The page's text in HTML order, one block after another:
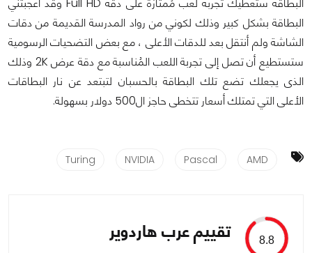
البطاقة ستعطيك تجربة لعب مُمتازة على دقة Full HD وقد أعجبتني
البطاقة بشكل كبير وذلك لكوني من رواد المدرسة القديمة من دقات
الشاشة ولم أنتقل بعد للدقات الأعلى ، مع بعض التضحيات الرسومية
ستستطيع أن تصل إلى تجربة اللعب المُناسبة مع دقة عرض 2K وذلك
الذى يجعلك تضع تلك البطاقة بالحسبان لتبتعد عن نار البطاقات
الأعلى التي تمتلك أسعار تتخطى حاجز ال500 دولار بسهولة.
AMD
Pascal
NVIDIA
Turing
8.8 تقييم عرب هاردوير